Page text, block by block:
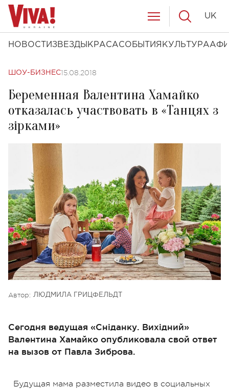
НОВОСТИ ЗВЕЗДЫ КРАСАСОБЫТИЯ КУЛЬТУРА
UK
ШОУ-БИЗНЕС15.08.2018
Беременная Валентина Хамайко
отказалась участвовать в «Танцях з
зірками»
Автор: ЛЮДМИЛА ГРИЦФЕЛЬДТ
Сегодня ведущая «Сніданку. Вихідний»
Валентина Хамайко опубликовала свой ответ
на вызов от Павла Зиброва.
Будущая мама разместила видео в социальных